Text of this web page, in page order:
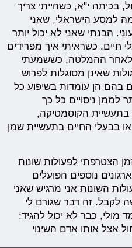
בכיתה י"א, כשהייתי צריך
למסע הישראלי, שאני
הבנתי שאני לא יכול יותר
חיים. כשראיתי איך מפרידים
ההמלטה, כששמעתי
שאינן מסוגלות לפרוש
בהם הן עומדות בשיפוע כל
לממן ניסויים כל כך
בתעשיית הקוסמטיקה,
בבעלי החיים בתעשיית שמן
הצטרפתי לפעולות שונות
נוספים הפועלים
השונות אני מרגיש שאני
זה דבר שגורם לי
מולי, כבר לא יכול להגיד:
אצל אותו אדם השינוי